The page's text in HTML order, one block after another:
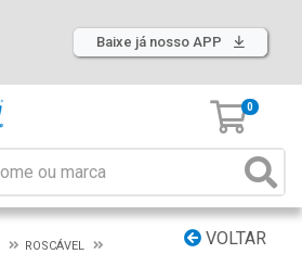
Baixe já nosso APP
0
VOLTAR
ROSCÁVEL